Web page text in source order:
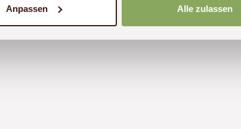
Anpassen Alle zulassen